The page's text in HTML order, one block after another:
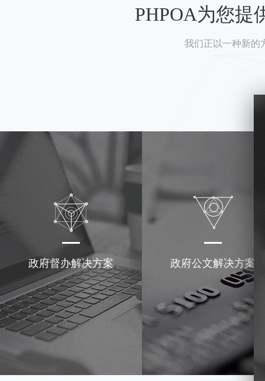
PHPOA为您提
我们正以一种新的
政府督办解决方案 政府公文解决方案